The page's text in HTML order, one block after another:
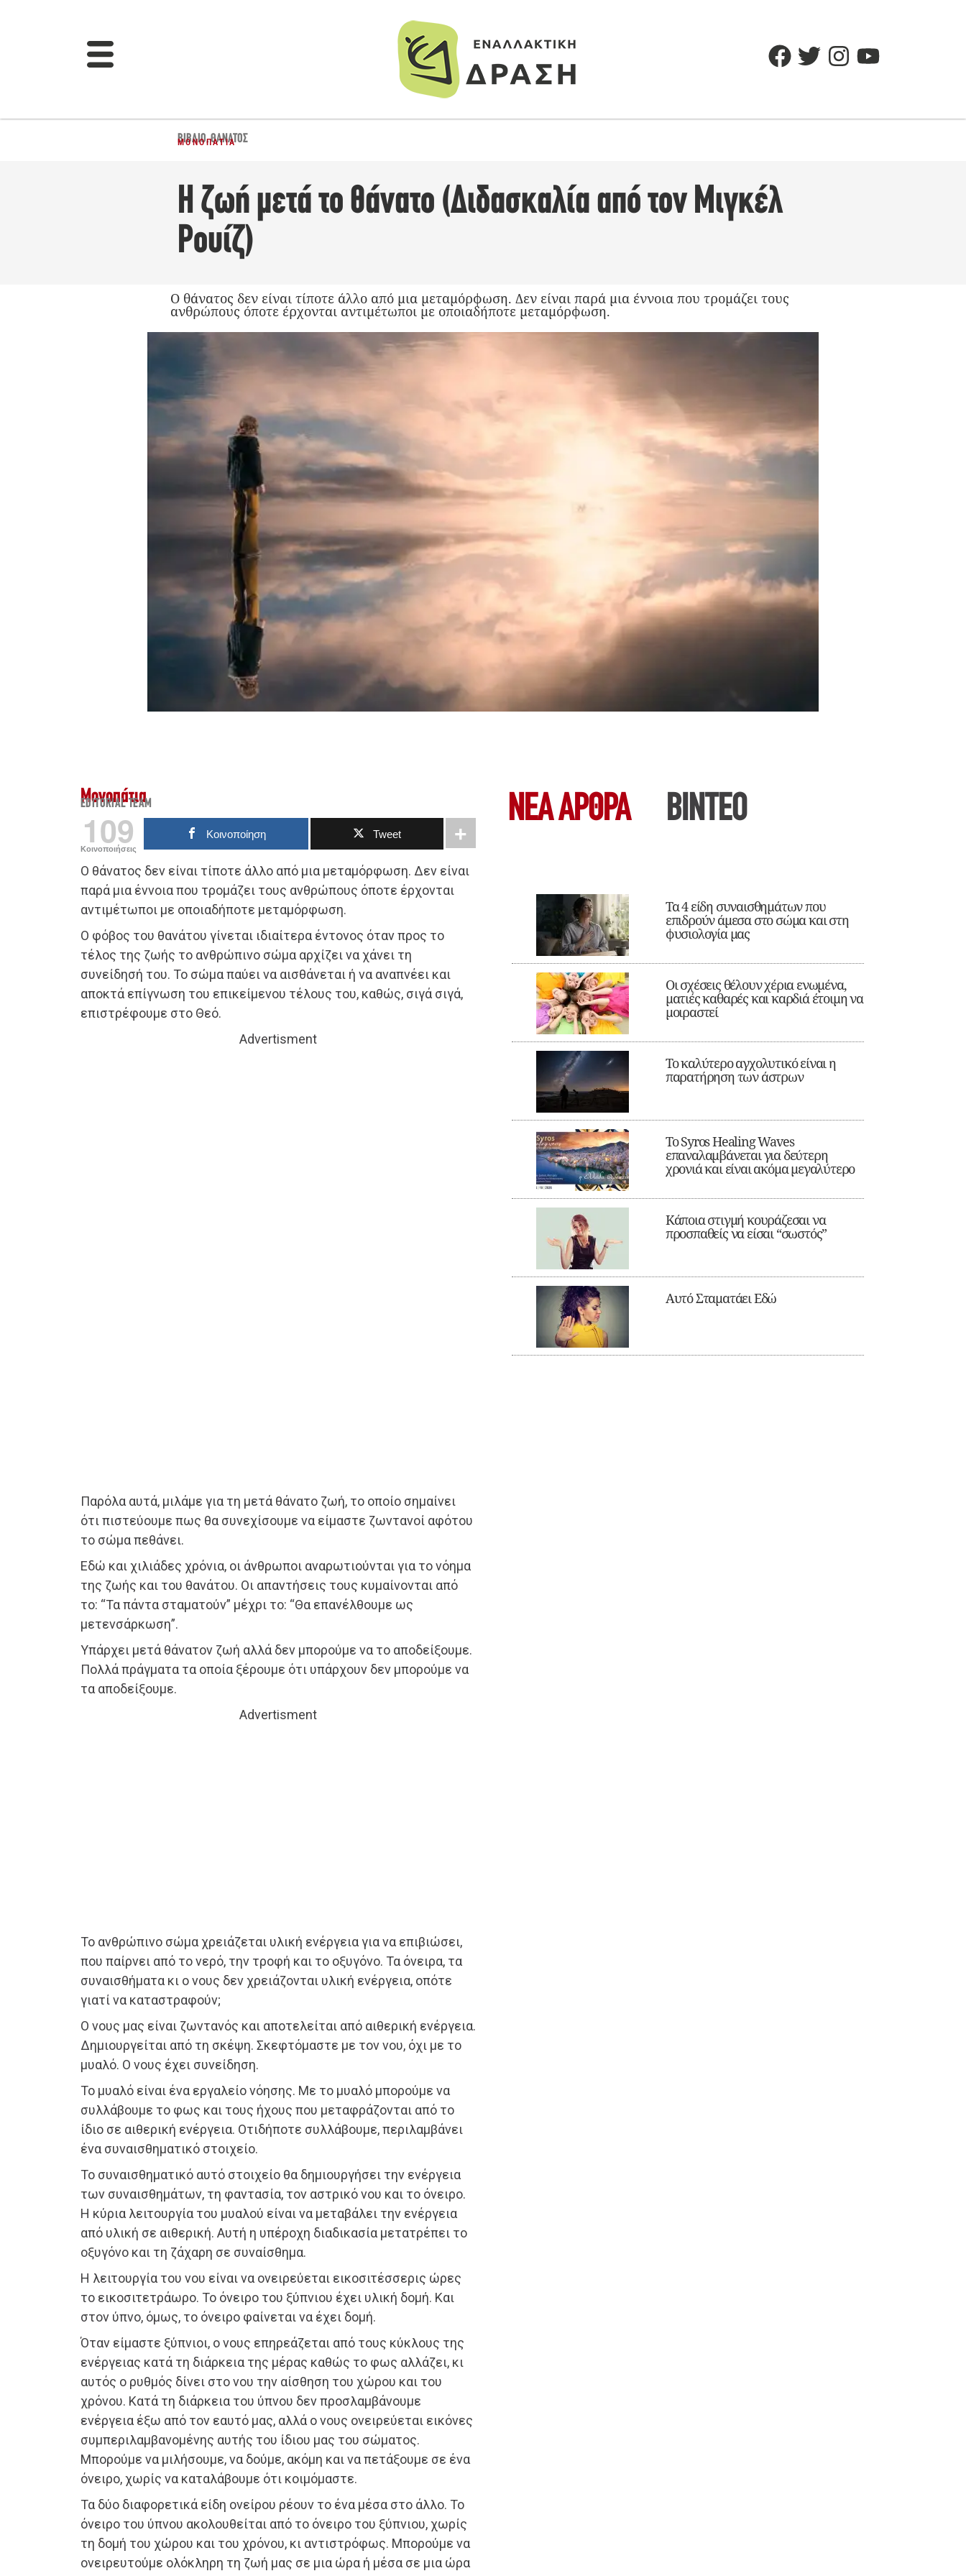
ΒΙΒΛΊΟ,ΘΆΝΑΤΟΣ
ΜΟΝΟΠΆΤΙΑ
Η ζωή μετά το θάνατο (Διδασκαλία από τον Μιγκέλ
Ρουίζ)
Ο θάνατος δεν είναι τίποτε άλλο από μια μεταμόρφωση. Δεν είναι παρά μια έννοια που τρομάζει τους
ανθρώπους όποτε έρχονται αντιμέτωποι με οποιαδήποτε μεταμόρφωση.
Μονοπάτια
EDITORIAL TEAM
109
Κοινοποιήσεις
Κοινοποίηση Tweet
Ο θάνατος δεν είναι τίποτε άλλο από μια μεταμόρφωση. Δεν είναι
παρά μια έννοια που τρομάζει τους ανθρώπους όποτε έρχονται
αντιμέτωποι με οποιαδήποτε μεταμόρφωση.
Ο φόβος του θανάτου γίνεται ιδιαίτερα έντονος όταν προς το
τέλος της ζωής το ανθρώπινο σώμα αρχίζει να χάνει τη
συνείδησή του. Το σώμα παύει να αισθάνεται ή να αναπνέει και
αποκτά επίγνωση του επικείμενου τέλους του, καθώς, σιγά σιγά,
επιστρέφουμε στο Θεό.
Advertisment
Παρόλα αυτά, μιλάμε για τη μετά θάνατο ζωή, το οποίο σημαίνει
ότι πιστεύουμε πως θα συνεχίσουμε να είμαστε ζωντανοί αφότου
το σώμα πεθάνει.
Εδώ και χιλιάδες χρόνια, οι άνθρωποι αναρωτιούνται για το νόημα
της ζωής και του θανάτου. Οι απαντήσεις τους κυμαίνονται από
το: “Τα πάντα σταματούν” μέχρι το: “Θα επανέλθουμε ως
μετενσάρκωση”.
Υπάρχει μετά θάνατον ζωή αλλά δεν μπορούμε να το αποδείξουμε.
Πολλά πράγματα τα οποία ξέρουμε ότι υπάρχουν δεν μπορούμε να
τα αποδείξουμε.
Advertisment
Το ανθρώπινο σώμα χρειάζεται υλική ενέργεια για να επιβιώσει,
που παίρνει από το νερό, την τροφή και το οξυγόνο. Τα όνειρα, τα
συναισθήματα κι ο νους δεν χρειάζονται υλική ενέργεια, οπότε
γιατί να καταστραφούν;
Ο νους μας είναι ζωντανός και αποτελείται από αιθερική ενέργεια.
Δημιουργείται από τη σκέψη. Σκεφτόμαστε με τον νου, όχι με το
μυαλό. Ο νους έχει συνείδηση.
Το μυαλό είναι ένα εργαλείο νόησης. Με το μυαλό μπορούμε να
συλλάβουμε το φως και τους ήχους που μεταφράζονται από το
ίδιο σε αιθερική ενέργεια. Οτιδήποτε συλλάβουμε, περιλαμβάνει
ένα συναισθηματικό στοιχείο.
Το συναισθηματικό αυτό στοιχείο θα δημιουργήσει την ενέργεια
των συναισθημάτων, τη φαντασία, τον αστρικό νου και το όνειρο.
Η κύρια λειτουργία του μυαλού είναι να μεταβάλει την ενέργεια
από υλική σε αιθερική. Αυτή η υπέροχη διαδικασία μετατρέπει το
οξυγόνο και τη ζάχαρη σε συναίσθημα.
Η λειτουργία του νου είναι να ονειρεύεται εικοσιτέσσερις ώρες
το εικοσιτετράωρο. Το όνειρο του ξύπνιου έχει υλική δομή. Και
στον ύπνο, όμως, το όνειρο φαίνεται να έχει δομή.
Όταν είμαστε ξύπνιοι, ο νους επηρεάζεται από τους κύκλους της
ενέργειας κατά τη διάρκεια της μέρας καθώς το φως αλλάζει, κι
αυτός ο ρυθμός δίνει στο νου την αίσθηση του χώρου και του
χρόνου. Κατά τη διάρκεια του ύπνου δεν προσλαμβάνουμε
ενέργεια έξω από τον εαυτό μας, αλλά ο νους ονειρεύεται εικόνες
συμπεριλαμβανομένης αυτής του ίδιου μας του σώματος.
Μπορούμε να μιλήσουμε, να δούμε, ακόμη και να πετάξουμε σε ένα
όνειρο, χωρίς να καταλάβουμε ότι κοιμόμαστε.
Τα δύο διαφορετικά είδη ονείρου ρέουν το ένα μέσα στο άλλο. Το
όνειρο του ύπνου ακολουθείται από το όνειρο του ξύπνιου, χωρίς
τη δομή του χώρου και του χρόνου, κι αντιστρόφως. Μπορούμε να
ονειρευτούμε ολόκληρη τη ζωή μας σε μια ώρα ή μέσα σε μια ώρα
ΝΕΑ ΆΡΘΡΑ ΒΙΝΤΕΟ
Τα 4 είδη συναισθημάτων που
επιδρούν άμεσα στο σώμα και στη
φυσιολογία μας
Οι σχέσεις θέλουν χέρια ενωμένα,
ματιές καθαρές και καρδιά έτοιμη να
μοιραστεί
Το καλύτερο αγχολυτικό είναι η
παρατήρηση των άστρων
Το Syros Healing Waves
επαναλαμβάνεται για δεύτερη
χρονιά και είναι ακόμα μεγαλύτερο
Κάποια στιγμή κουράζεσαι να
προσπαθείς να είσαι “σωστός”
Αυτό Σταματάει Εδώ